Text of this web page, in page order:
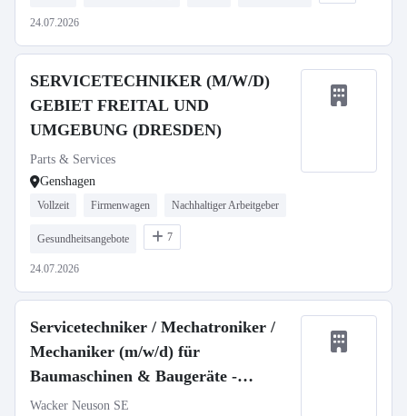
24.07.2026
SERVICETECHNIKER (M/W/D)
GEBIET FREITAL UND
UMGEBUNG (DRESDEN)
Parts & Services
Genshagen
Vollzeit Firmenwagen Nachhaltiger Arbeitgeber
Gesundheitsangebote 7
24.07.2026
Servicetechniker / Mechatroniker /
Mechaniker (m/w/d) für
Baumaschinen & Baugeräte -
stationär oder mobil
Wacker Neuson SE